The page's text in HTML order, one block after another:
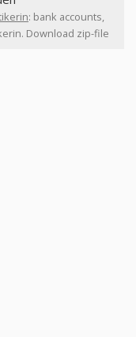
: bank accounts,
Download zip-file